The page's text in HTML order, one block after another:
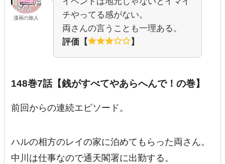
漫画の旅人
チやってる感がない。
両さんの言うことも一理ある。
評価【
】
148巻7話【銭がすべてやあらへんで！の巻】
前回からの連続エピソード。
ハルの相方のレイの家に泊めてもらった両さん。
中川は仕事なので通天閣署に出勤する。